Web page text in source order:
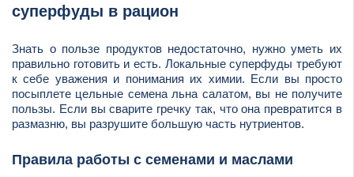
суперфуды в рацион
Знать о пользе продуктов недостаточно, нужно уметь их
правильно готовить и есть. Локальные суперфуды требуют
к себе уважения и понимания их химии. Если вы просто
посыплете цельные семена льна салатом, вы не получите
пользы. Если вы сварите гречку так, что она превратится в
размазню, вы разрушите большую часть нутриентов.
Правила работы с семенами и маслами